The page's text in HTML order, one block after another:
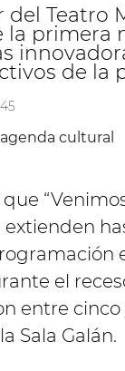
Teatro
primera
de la
el
entre
Sala Galán.